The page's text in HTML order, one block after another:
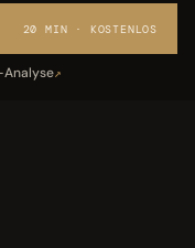
20 MIN · KOSTENLOS
↗